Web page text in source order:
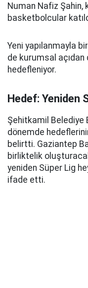
Numan Nafiz Şahin,
basketbolcular
Yeni yapılanmayla
de kurumsal açıdan
hedefleniyor.
Hedef: Yeniden
Şehitkamil Belediye
dönemde
belirtti. Gaziantep
birliktelik
yeniden Süper Lig
ifade etti.